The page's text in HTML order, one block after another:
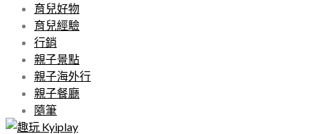
育兒好物
育兒經驗
行銷
親子景點
親子海外行
親子餐廳
隨筆